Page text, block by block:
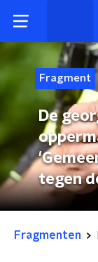
Fragment
De
tegen
Fragmenten